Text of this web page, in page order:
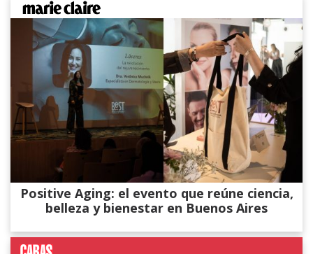
Positive Aging: el evento que reúne ciencia,
belleza y bienestar en Buenos Aires